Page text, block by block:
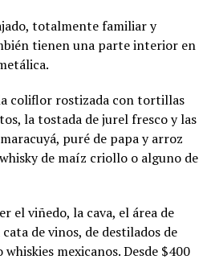
totalmente familiar y
tienen una parte interior en
coliflor rostizada con tortillas
la tostada de jurel fresco y las
puré de papa y arroz
de maíz criollo o alguno de
el viñedo, la cava, el área de
de vinos, de destilados de
whiskies mexicanos. Desde $400